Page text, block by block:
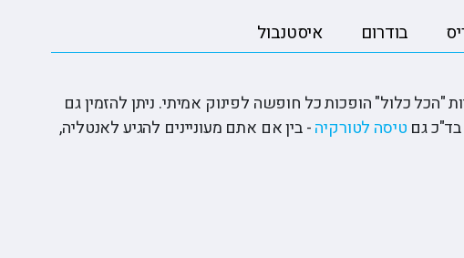
בודרום איסטנבול
כלול" הופכות כל חופשה לפינוק אמיתי. ניתן להזמין גם
גם טיסה לטורקיה- בין אם אתם מעוניינים להגיע לאנטליה,